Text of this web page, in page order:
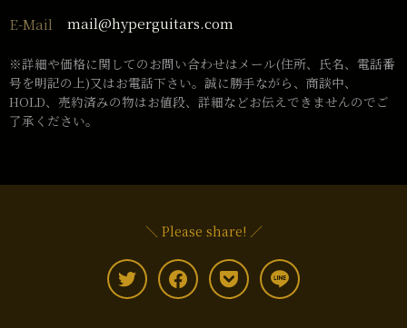
E-Mail mail@hyperguitars.com
※詳細や価格に関してのお問い合わせはメール(住所、氏名、電話番
号を明記の上)又はお電話下さい。誠に勝手ながら、商談中、
HOLD、売約済みの物はお値段、詳細などお伝えできませんのでご
了承ください。
＼ Please share! ／